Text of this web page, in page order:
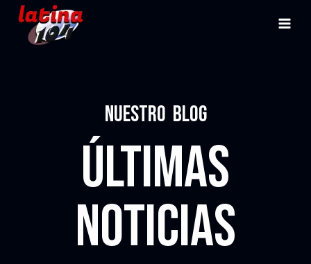
NUESTRO blog
ÚLTIMAS
NOTICIAS